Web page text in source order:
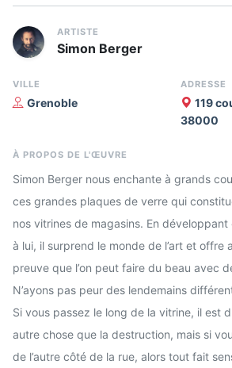
ARTISTE
Simon Berger
VILLE
Grenoble
ADRESSE
119
38000
À PROPOS DE L'ŒUVRE
Simon Berger nous enchante à grands
ces grandes plaques de verre qui
nos vitrines de magasins. En
à lui, il surprend le monde de l’art et offre
preuve que l’on peut faire du beau avec
N’ayons pas peur des lendemains
Si vous passez le long de la vitrine, il est
autre chose que la destruction, mais si
de l’autre côté de la rue, alors tout fait